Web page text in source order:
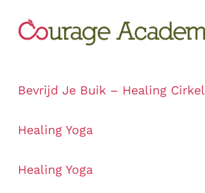
Bevrijd Je Buik – Healing Cirkel
Healing Yoga
Healing Yoga